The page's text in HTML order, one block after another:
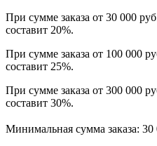
При сумме заказа от 30 000
составит 20%.
При сумме заказа от 100 000
составит 25%.
При сумме заказа от 300 000
составит 30%.
Минимальная сумма заказа: 30